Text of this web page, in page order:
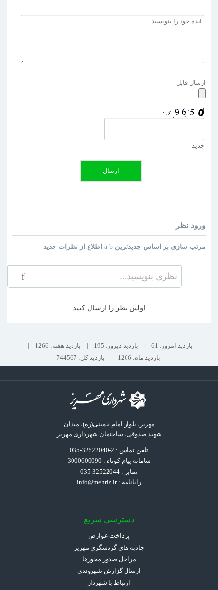
ارسال فایل
جدید
ارسال
نظر ورود
اطلاع از نظرات جدید مرتب سازی بر اساس جدیدترین
نظری بنویسید...
اولین نظر را ارسال کنید
بازدید امروز: 61 | بازدید دیروز: 195 | بازدید هفته: 1266
|
بازدید ماه: 1266
| بازدید کل: 744567
مهریز، بلوار امام خمینی(ره)، میدان
شهید صدوقی، ساختمان شهرداری مهریز
تلفن تماس : 2-32522040-035
سامانه پیام کوتاه : 3000600090
نمابر : 32522044-035
رایانامه :info@mehriz.ir
دسترسی سریع
پرداخت عوارض
جاذبه های گردشگری مهریز
مراحل صدور مجوزها
ارسال گزارش شهروندی
ارتباط با شهردار